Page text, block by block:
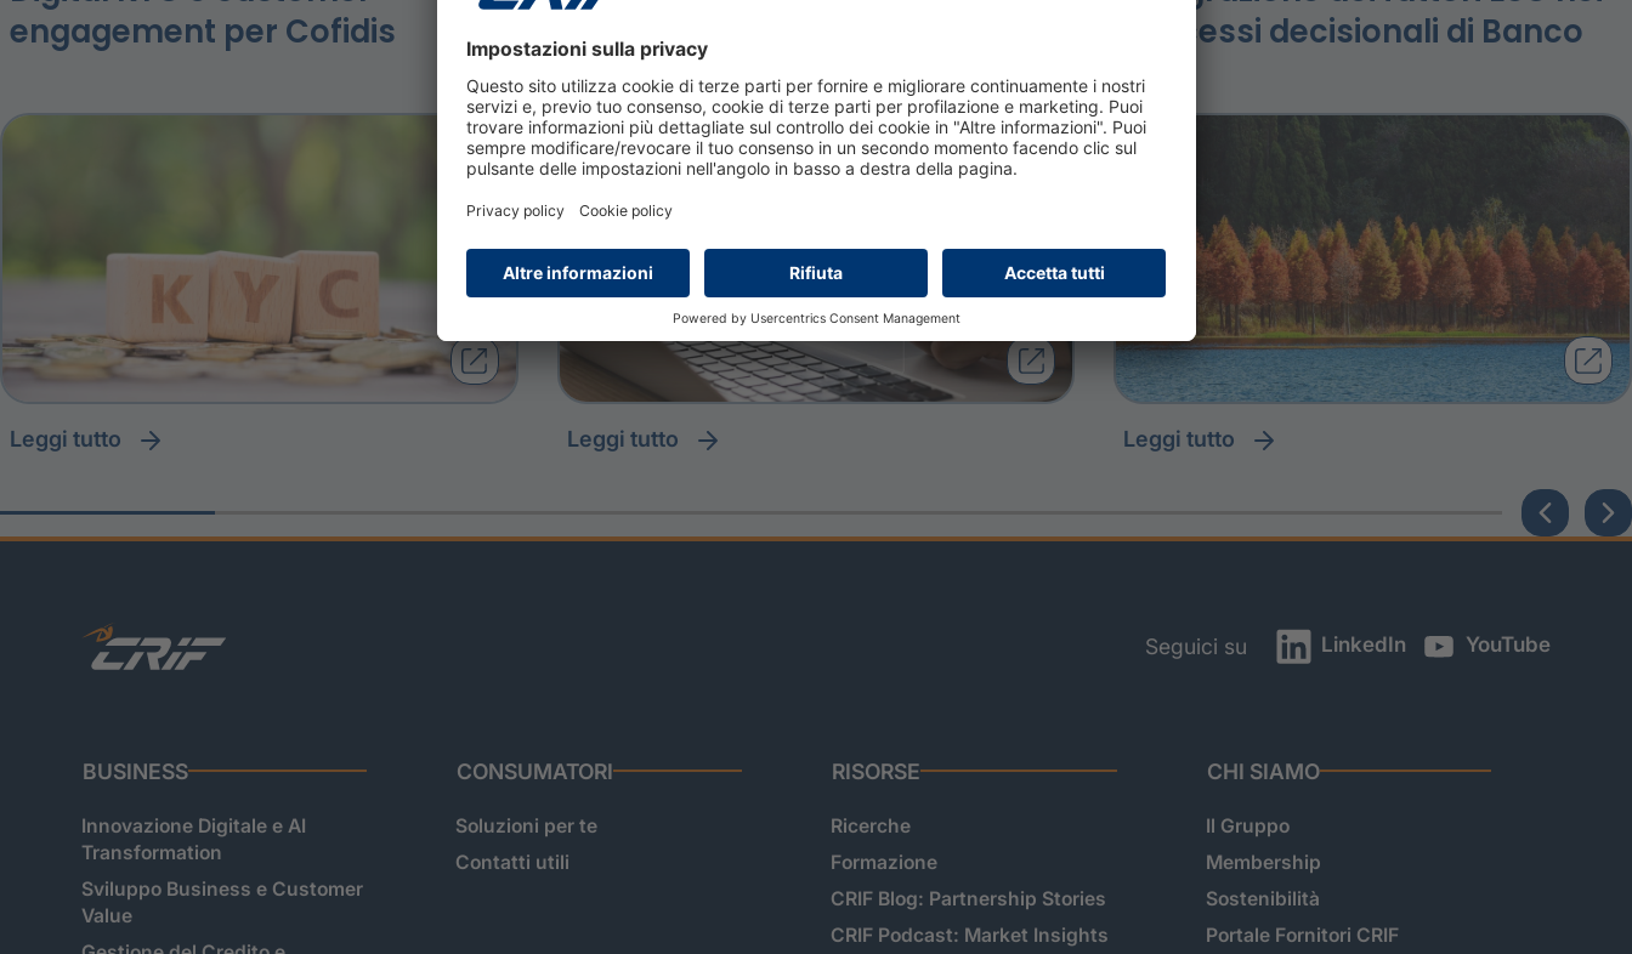
engagement per Cofidis
leggi tutto
per lo sviluppo della relazione
con la clientela
leggi tutto
processi decisionali di Banco
BPM
leggi tutto
Seguici su LinkedIn YouTube
BUSINESS
Innovazione Digitale e AI
Transformation
Sviluppo Business e Customer
Value
CONSUMATORI
Soluzioni per te
Contatti utili
RISORSE
Ricerche
Formazione
CRIF Blog: Partnership Stories
CRIF Podcast: Market Insights
CHI SIAMO
Il Gruppo
Membership
Sostenibilità
Portale Fornitori CRIF